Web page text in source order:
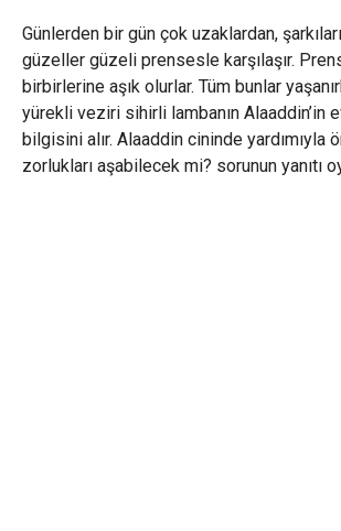
Günlerden bir gün çok uzaklardan,
güzeller güzeli prensesle karşılaşır.
birbirlerine aşık olurlar. Tüm bunlar
yürekli veziri sihirli lambanın Alaaddin’in
bilgisini alır. Alaaddin cininde yardımıyla
zorlukları aşabilecek mi? sorunun yanıtı